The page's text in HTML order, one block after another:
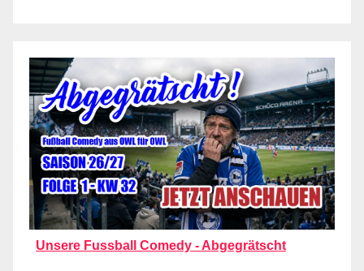
Unsere Fussball Comedy - Abgegrätscht